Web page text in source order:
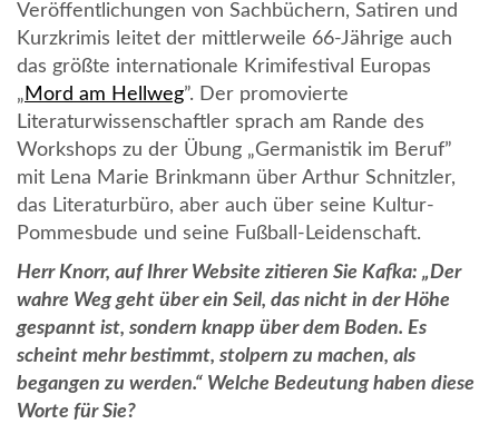
Veröffentlichungen von Sachbüchern, Satiren und
Kurzkrimis leitet der mittlerweile 66-Jährige auch
das größte internationale Krimifestival Europas
„ Mord am Hellweg”. Der promovierte
Literaturwissenschaftler sprach am Rande des
Workshops zu der Übung „Germanistik im Beruf”
mit Lena Marie Brinkmann über Arthur Schnitzler,
das Literaturbüro, aber auch über seine Kultur-
Pommesbude und seine Fußball-Leidenschaft.
Herr Knorr, auf Ihrer Website zitieren Sie Kafka: „Der
wahre Weg geht über ein Seil, das nicht in der Höhe
gespannt ist, sondern knapp über dem Boden. Es
scheint mehr bestimmt, stolpern zu machen, als
begangen zu werden.“ Welche Bedeutung haben diese
Worte für Sie?